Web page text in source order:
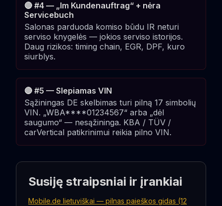
🔴 #4 — „Im Kundenauftrag“ + nėra
Servicebuch
Salonas parduoda komiso būdu IR neturi
serviso knygelės — jokios serviso istorijos.
Daug rizikos: timing chain, EGR, DPF, kuro
siurblys.
🔴 #5 — Slepiamas VIN
Sąžiningas DE skelbimas turi pilną 17 simbolių
VIN. „WBA****01234567“ arba „dėl
saugumo“ — nesąžininga. KBA / TÜV /
carVertical patikrinimui reikia pilno VIN.
Susiję straipsniai ir įrankiai
Mobile.de lietuviškai — pilnas paieškos gidas (12